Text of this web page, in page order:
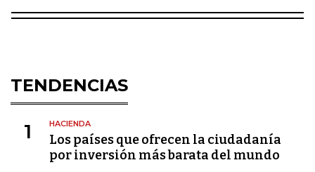
TENDENCIAS
1 HACIENDA
Los países que ofrecen la ciudadanía
por inversión más barata del mundo